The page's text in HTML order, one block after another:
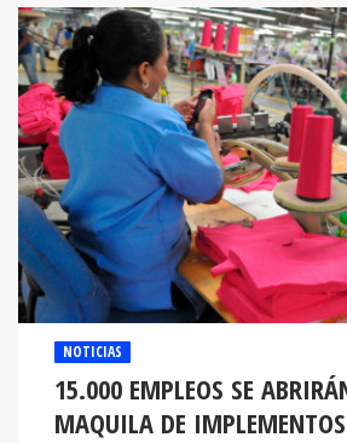
NOTICIAS
15.000 EMPLEOS SE
MAQUILA DE